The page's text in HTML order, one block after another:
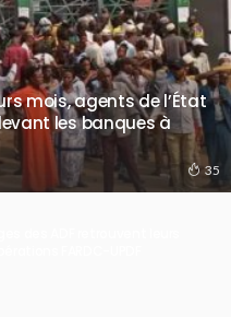
mois, agents de l’État
les banques à
35